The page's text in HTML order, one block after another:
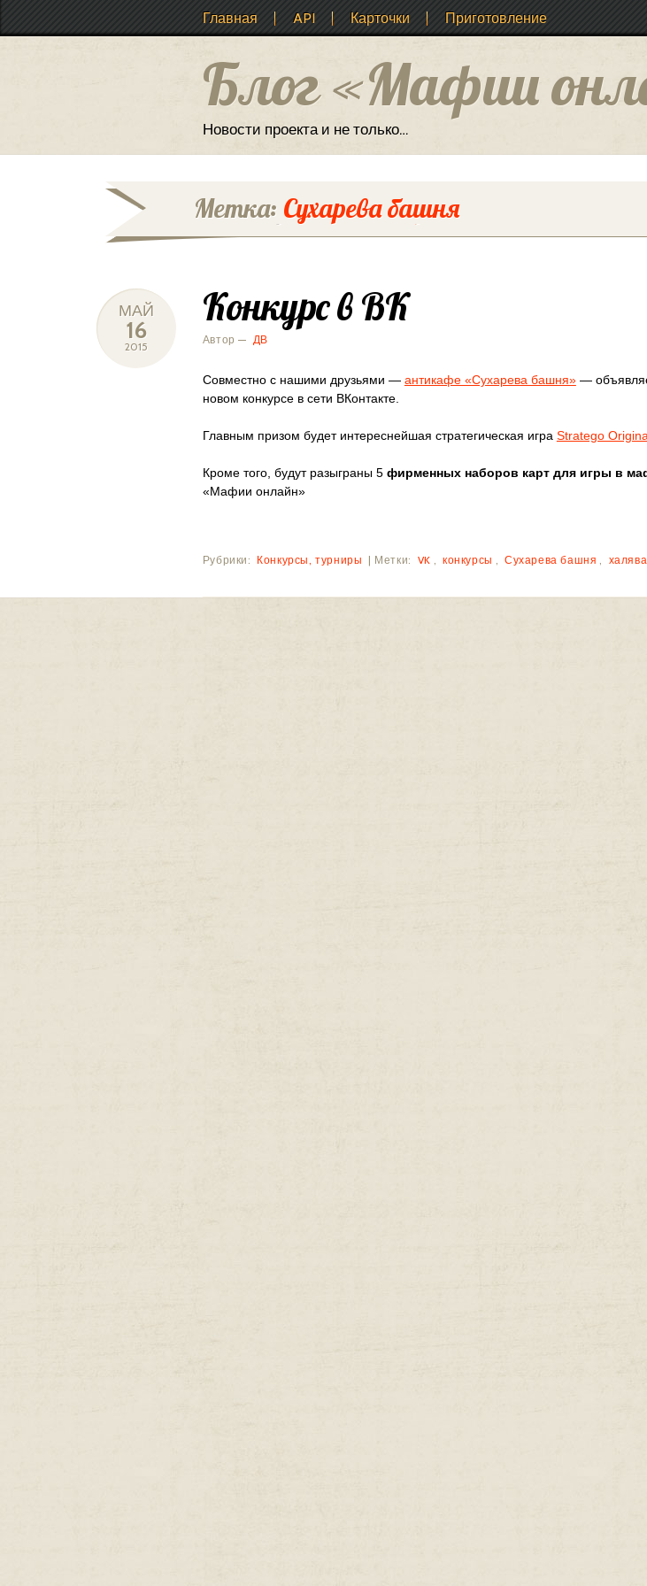
Главная API Карточки Приготовление
Блог «Мафии
Новости проекта и не только…
Метка: Сухарева башня
МАЙ
16
2015
Конкурс в ВК
Автор — ДВ
Совместно с нашими друзьями — антикафе «Сухарева башня»—
новом конкурсе в сети ВКонтакте.
Главным призом будет интереснейшая стратегическая игра Stratego
Кроме того, будут разыграны 5 фирменных наборов карт для игры в
«Мафии онлайн»
Рубрики: Конкурсы, турниры | Метки: VK конкурсы Сухарева башня халява